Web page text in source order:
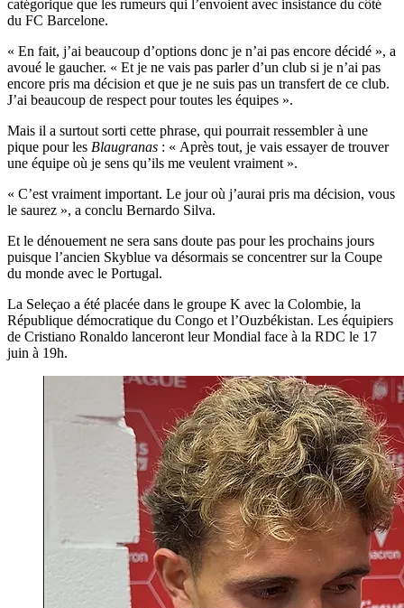
catégorique que les rumeurs qui l’envoient avec insistance du côté
du FC Barcelone.
« En fait, j’ai beaucoup d’options donc je n’ai pas encore décidé », a
avoué le gaucher. « Et je ne vais pas parler d’un club si je n’ai pas
encore pris ma décision et que je ne suis pas un transfert de ce club.
J’ai beaucoup de respect pour toutes les équipes ».
Mais il a surtout sorti cette phrase, qui pourrait ressembler à une
pique pour les Blaugranas : « Après tout, je vais essayer de trouver
une équipe où je sens qu’ils me veulent vraiment ».
« C’est vraiment important. Le jour où j’aurai pris ma décision, vous
le saurez », a conclu Bernardo Silva.
Et le dénouement ne sera sans doute pas pour les prochains jours
puisque l’ancien Skyblue va désormais se concentrer sur la Coupe
du monde avec le Portugal.
La Seleçao a été placée dans le groupe K avec la Colombie, la
République démocratique du Congo et l’Ouzbékistan. Les équipiers
de Cristiano Ronaldo lanceront leur Mondial face à la RDC le 17
juin à 19h.